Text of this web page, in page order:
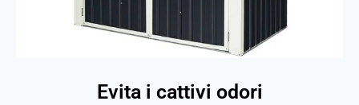
Evita i cattivi odori